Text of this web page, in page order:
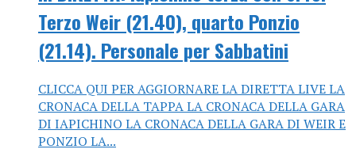
Terzo Weir (21.40), quarto Ponzio
(21.14). Personale per Sabbatini
CLICCA QUI PER AGGIORNARE LA DIRETTA LIVE LA
CRONACA DELLA TAPPA LA CRONACA DELLA GARA
DI IAPICHINO LA CRONACA DELLA GARA DI WEIR E
PONZIO LA...